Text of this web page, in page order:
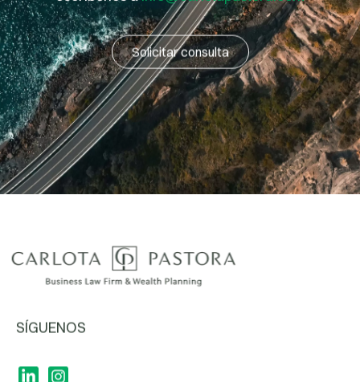
Solicitar consulta
SÍGUENOS